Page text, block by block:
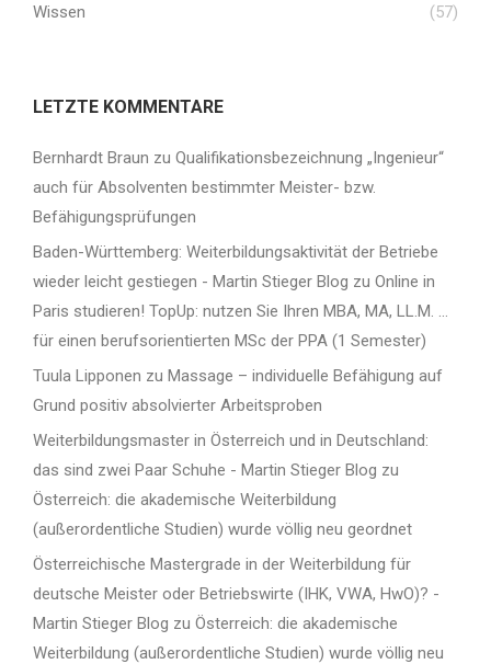
Wissen
(57)
LETZTE KOMMENTARE
Bernhardt Braun zu Qualifikationsbezeichnung „Ingenieur“
auch für Absolventen bestimmter Meister- bzw.
Befähigungsprüfungen
Baden-Württemberg: Weiterbildungsaktivität der Betriebe
wieder leicht gestiegen - Martin Stieger Blog zu Online in
Paris studieren! TopUp: nutzen Sie Ihren MBA, MA, LL.M. …
für einen berufsorientierten MSc der PPA (1 Semester)
Tuula Lipponen zu Massage – individuelle Befähigung auf
Grund positiv absolvierter Arbeitsproben
Weiterbildungsmaster in Österreich und in Deutschland:
das sind zwei Paar Schuhe - Martin Stieger Blog zu
Österreich: die akademische Weiterbildung
(außerordentliche Studien) wurde völlig neu geordnet
Österreichische Mastergrade in der Weiterbildung für
deutsche Meister oder Betriebswirte (IHK, VWA, HwO)? -
Martin Stieger Blog zu Österreich: die akademische
Weiterbildung (außerordentliche Studien) wurde völlig neu